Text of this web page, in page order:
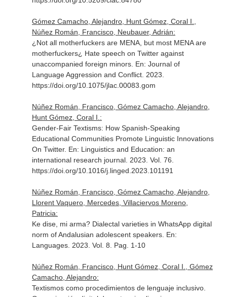
Gómez Camacho, Alejandro, Hunt Gómez, Coral I.,
Núñez Román, Francisco, Neubauer, Adrián:
¿Not all motherfuckers are MENA, but most MENA are
motherfuckers¿ Hate speech on Twitter against
unaccompanied foreign minors. En: Journal of
Language Aggression and Conflict. 2023.
https://doi.org/10.1075/jlac.00083.gom
Núñez Román, Francisco, Gómez Camacho, Alejandro,
Hunt Gómez, Coral I.:
Gender-Fair Textisms: How Spanish-Speaking
Educational Communities Promote Linguistic Innovations
On Twitter. En: Linguistics and Education: an
international research journal. 2023. Vol. 76.
https://doi.org/10.1016/j.linged.2023.101191
Núñez Román, Francisco, Gómez Camacho, Alejandro,
Llorent Vaquero, Mercedes, Villaciervos Moreno,
Patricia:
Ke dise, mi arma? Dialectal varieties in WhatsApp digital
norm of Andalusian adolescent speakers. En:
Languages. 2023. Vol. 8. Pag. 1-10
Núñez Román, Francisco, Hunt Gómez, Coral I., Gómez
Camacho, Alejandro:
Textismos como procedimientos de lenguaje inclusivo.